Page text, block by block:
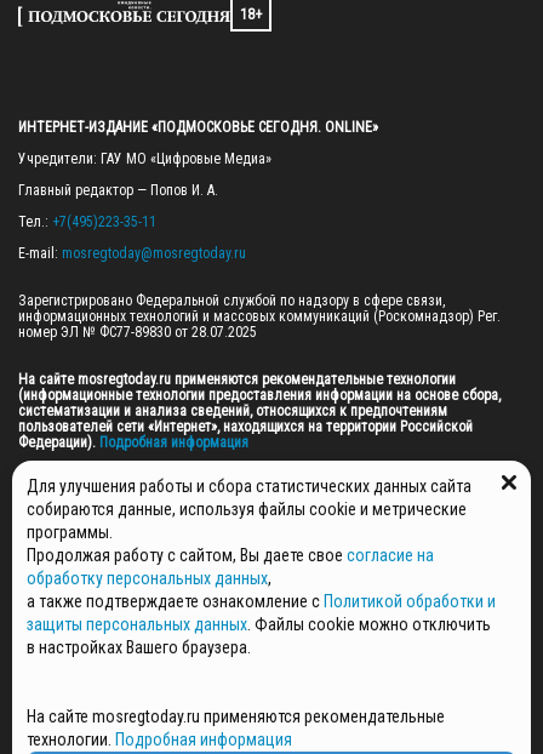
18+
ИНТЕРНЕТ-ИЗДАНИЕ «ПОДМОСКОВЬЕ СЕГОДНЯ. ONLINE»
Учредители: ГАУ МО «Цифровые Медиа»
Главный редактор — Попов И. А.
Тел.: +7(495)223-35-11
E-mail: mosregtoday@mosregtoday.ru
Зарегистрировано Федеральной службой по надзору в сфере связи,
информационных технологий и массовых коммуникаций (Роскомнадзор) Рег.
номер ЭЛ № ФС77-89830 от 28.07.2025
На сайте mosregtoday.ru применяются рекомендательные технологии
(информационные технологии предоставления информации на основе сбора,
систематизации и анализа сведений, относящихся к предпочтениям
пользователей сети «Интернет», находящихся на территории Российской
Федерации). Подробная информация
© 2026 ПРАВА НА ВСЕ МАТЕРИАЛЫ САЙТА ПРИНАДЛЕЖАТ ГАУ МО "ЦИФРОВЫЕ
МЕДИА" (ОГРН: 1255000059467).
ПОЛИТИКА ОБРАБОТКИ И ЗАЩИТЫ ПЕРСОНАЛЬНЫХ ДАННЫХ
НОВОСТИ
ГАЗЕТЫ
РЕКЛАМОДАТЕЛЯМ
СПЕЦПРОЕКТЫ
СТАТЬИ
Для улучшения работы и сбора статистических данных сайта
собираются данные, используя файлы cookie и метрические
программы.
Продолжая работу с сайтом, Вы даете свое согласие на
обработку персональных данных,
а также подтверждаете ознакомление с Политикой обработки и
защиты персональных данных . Файлы cookie можно отключить
в настройках Вашего браузера.
На сайте mosregtoday.ru применяются рекомендательные
технологии. Подробная информация